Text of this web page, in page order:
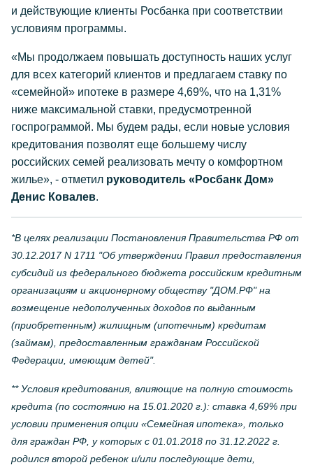
и действующие клиенты Росбанка при соответствии
условиям программы.
«Мы продолжаем повышать доступность наших услуг
для всех категорий клиентов и предлагаем ставку по
«семейной» ипотеке в размере 4,69%, что на 1,31%
ниже максимальной ставки, предусмотренной
госпрограммой. Мы будем рады, если новые условия
кредитования позволят еще большему числу
российских семей реализовать мечту о комфортном
жилье», - отметил руководитель «Росбанк Дом»
Денис Ковалев.
*В целях реализации Постановления Правительства РФ от
30.12.2017 N 1711 "Об утверждении Правил предоставления
субсидий из федерального бюджета российским кредитным
организациям и акционерному обществу "ДОМ.РФ" на
возмещение недополученных доходов по выданным
(приобретенным) жилищным (ипотечным) кредитам
(займам), предоставленным гражданам Российской
Федерации, имеющим детей".
** Условия кредитования, влияющие на полную стоимость
кредита (по состоянию на 15.01.2020 г.): ставка 4,69% при
условии применения опции «Семейная ипотека», только
для граждан РФ, у которых с 01.01.2018 по 31.12.2022 г.
родился второй ребенок и/или последующие дети,